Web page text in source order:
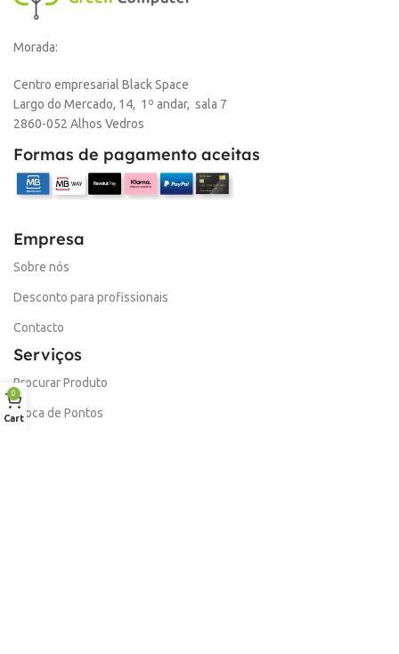
Morada:
Centro empresarial Black Space
Largo do Mercado, 14, 1º andar, sala 7
2860-052 Alhos Vedros
Formas de pagamento aceitas
Empresa
Sobre nós
Desconto para profissionais
Contacto
Serviços
Procurar Produto
Troca de Pontos
0
Cart